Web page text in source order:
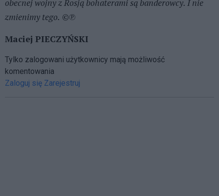
obecnej wojny z Rosją bohaterami są banderowcy. I nie
zmienimy tego. ©℗
Maciej PIECZYŃSKI
Tylko zalogowani użytkownicy mają możliwość
komentowania
Zaloguj się Zarejestruj